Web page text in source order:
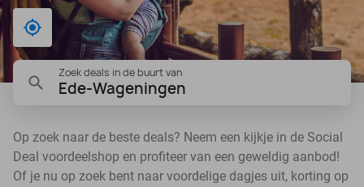
Bij mij in de buurt
Zoek deals in de buurt van
Ede-Wageningen
Op zoek naar de beste deals? Neem een kijkje in de Social
Deal voordeelshop en profiteer van een geweldig aanbod!
Of je nu op zoek bent naar voordelige dagjes uit, korting op